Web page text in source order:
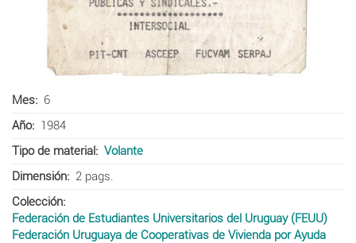
Mes
6
Año
1984
Tipo de material
Volante
Dimensión
2 pags.
Colección
Federación de Estudiantes Universitarios del Uruguay (FEUU)
Federación Uruguaya de Cooperativas de Vivienda por Ayuda